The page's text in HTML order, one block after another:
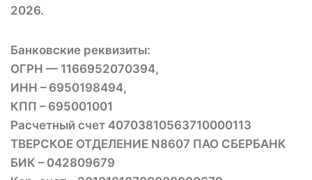
2026.
Банковские реквизиты:
ОГРН — 1166952070394,
ИНН – 6950198494,
КПП – 695001001
Расчетный счет 40703810563710000113
ТВЕРСКОЕ ОТДЕЛЕНИЕ N8607 ПАО СБЕРБАНК
БИК – 042809679